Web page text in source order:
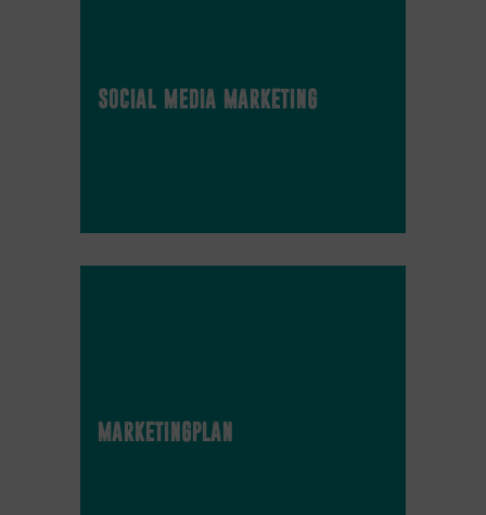
social media marketing
marketingplan